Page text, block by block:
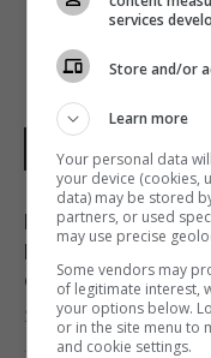
НОВОСТИ МИРА
Над ремонтной
Германии
СМИ
22:33 пятница, 07
services
Store and/or
Learn more
Your personal data
your device (cookies,
data) may be stored
partners, or used
may use precise
Some vendors may
of legitimate interest,
your options below.
or in the site menu to
and cookie settings.